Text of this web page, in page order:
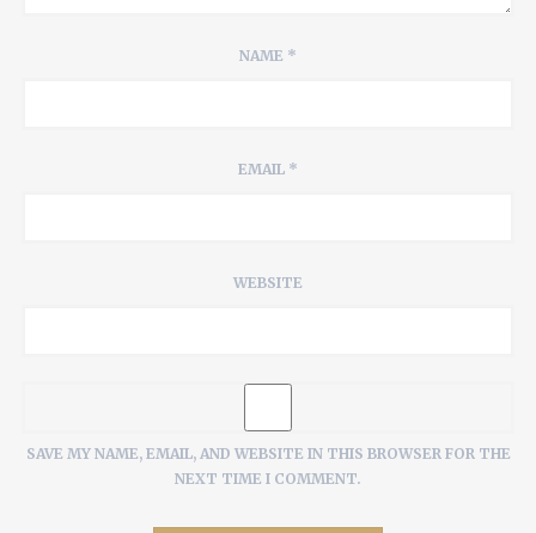
NAME *
EMAIL *
WEBSITE
SAVE MY NAME, EMAIL, AND WEBSITE IN THIS BROWSER FOR THE
NEXT TIME I COMMENT.